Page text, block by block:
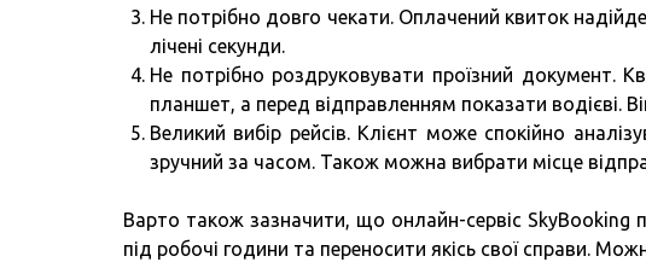
Не потрібно довго чекати. Оплачений квиток
лічені секунди.
Не потрібно роздруковувати проїзний документ.
планшет, а перед відправленням показати водієві.
Великий вибір рейсів. Клієнт може спокійно
зручний за часом. Також можна вибрати місце
Варто також зазначити, що онлайн-сервіс
під робочі години та переносити якісь свої справи.